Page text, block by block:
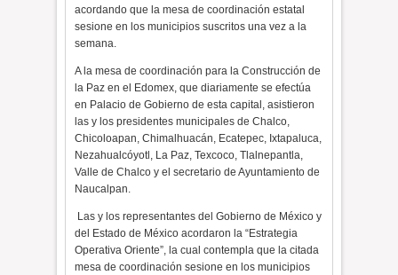
acordando que la mesa de coordinación estatal
sesione en los municipios suscritos una vez a la
semana.
A la mesa de coordinación para la Construcción de
la Paz en el Edomex, que diariamente se efectúa
en Palacio de Gobierno de esta capital, asistieron
las y los presidentes municipales de Chalco,
Chicoloapan, Chimalhuacán, Ecatepec, Ixtapaluca,
Nezahualcóyotl, La Paz, Texcoco, Tlalnepantla,
Valle de Chalco y el secretario de Ayuntamiento de
Naucalpan.
Las y los representantes del Gobierno de México y
del Estado de México acordaron la “Estrategia
Operativa Oriente”, la cual contempla que la citada
mesa de coordinación sesione en los municipios